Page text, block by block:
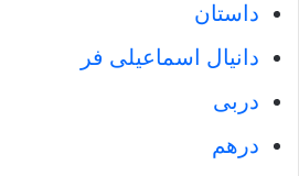
داستان
دانیال اسماعیلی فر
دربی
درهم